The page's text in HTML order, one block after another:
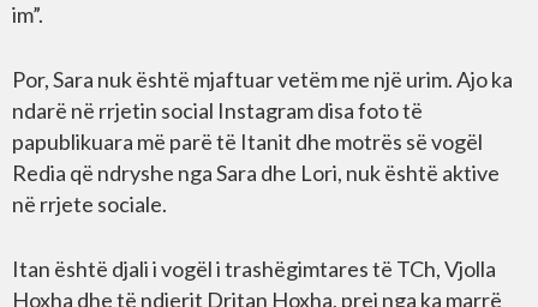
im”.
Por, Sara nuk është mjaftuar vetëm me një urim. Ajo ka
ndarë në rrjetin social Instagram disa foto të
papublikuara më parë të Itanit dhe motrës së vogël
Redia që ndryshe nga Sara dhe Lori, nuk është aktive
në rrjete sociale.
Itan është djali i vogël i trashëgimtares të TCh, Vjolla
Hoxha dhe të ndjerit Dritan Hoxha, prej nga ka marrë